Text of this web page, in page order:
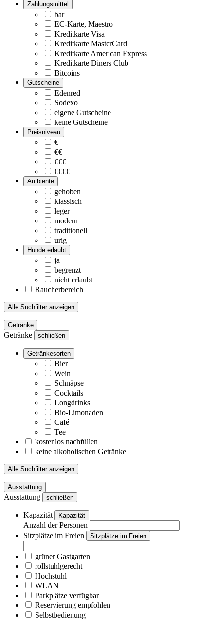
Zahlungsmittel
bar
EC-Karte, Maestro
Kreditkarte Visa
Kreditkarte MasterCard
Kreditkarte American Express
Kreditkarte Diners Club
Bitcoins
Gutscheine
Edenred
Sodexo
eigene Gutscheine
keine Gutscheine
Preisniveau
€
€€
€€€
€€€€
Ambiente
gehoben
klassisch
leger
modern
traditionell
urig
Hunde erlaubt
ja
begrenzt
nicht erlaubt
Raucherbereich
Alle Suchfilter anzeigen
Getränke
Getränke schließen
Getränkesorten
Bier
Wein
Schnäpse
Cocktails
Longdrinks
Bio-Limonaden
Café
Tee
kostenlos nachfüllen
keine alkoholischen Getränke
Alle Suchfilter anzeigen
Ausstattung
Ausstattung schließen
Kapazität Kapazität
Anzahl der Personen
Sitzplätze im Freien
Sitzplätze im Freien
grüner Gastgarten
rollstuhlgerecht
Hochstuhl
WLAN
Parkplätze verfügbar
Reservierung empfohlen
Selbstbedienung